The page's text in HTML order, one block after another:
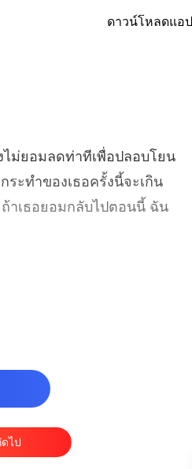
ดาวน์โหลดแอป
ระทำของเธอครั้งนี้จะเกิน
ไป